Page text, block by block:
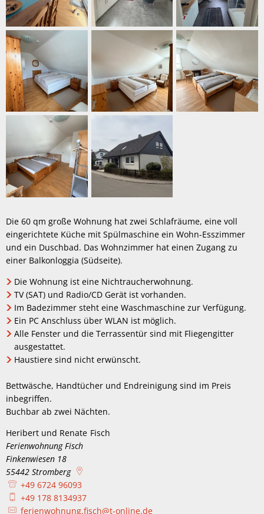
Die 60 qm große Wohnung hat zwei Schlafräume, eine voll
eingerichtete Küche mit Spülmaschine ein Wohn-Esszimmer
und ein Duschbad. Das Wohnzimmer hat einen Zugang zu
einer Balkonloggia (Südseite).
Die Wohnung ist eine Nichtraucherwohnung.
TV (SAT) und Radio/CD Gerät ist vorhanden.
Im Badezimmer steht eine Waschmaschine zur Verfügung.
Ein PC Anschluss über WLAN ist möglich.
Alle Fenster und die Terrassentür sind mit Fliegengitter
ausgestattet.
Haustiere sind nicht erwünscht.
Bettwäsche, Handtücher und Endreinigung sind im Preis
inbegriffen.
Buchbar ab zwei Nächten.
Heribert und Renate Fisch
Ferienwohnung Fisch
Finkenwiesen 18
55442 Stromberg
+49 6724 96093
+49 178 8134937
ferienwohnung.fisch@t-online.de